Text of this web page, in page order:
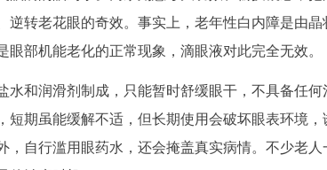
转老花眼的奇效。事实上，老年性白内障是由晶
部机能老化的正常现象，滴眼液对此完全无效。
和润滑剂制成，只能暂时舒缓眼干，不具备任何
期虽能缓解不适，但长期使用会破坏眼表环境，
自行滥用眼药水，还会掩盖真实病情。不少老人